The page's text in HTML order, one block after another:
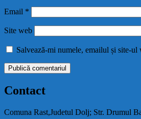
Email *
Site web
Salvează-mi numele, emailul și site-
Contact
Comuna Rast,Judetul Dolj; Str. Drumul